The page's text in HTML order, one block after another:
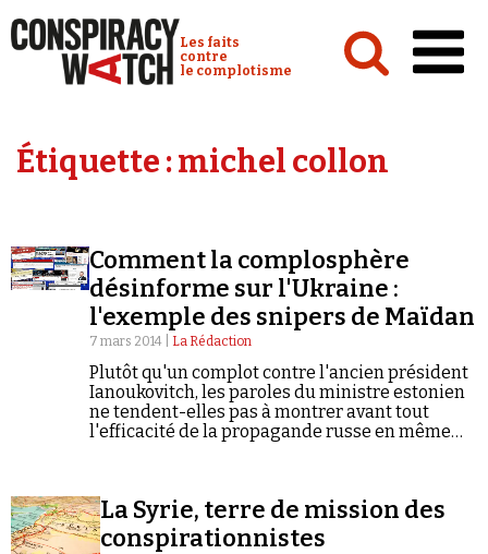
Conspiracy Watch :
Les faits
contre
le complotisme
Analyses
Vidéos
Émissions
Revues de presse
Étiquette :michel collon
Comment la complosphère
désinforme sur l'Ukraine :
l'exemple des snipers de Maïdan
7 mars 2014 | La Rédaction
Plutôt qu'un complot contre l'ancien président
Ianoukovitch, les paroles du ministre estonien
ne tendent-elles pas à montrer avant tout
l'efficacité de la propagande russe en même
La Syrie, terre de mission des
conspirationnistes